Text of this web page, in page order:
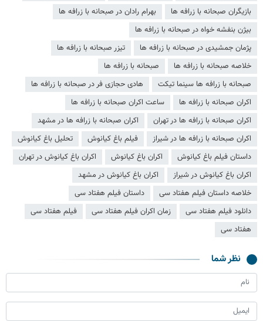
بازیگران صبحانه با زرافه ها
بهرام رادان در صبحانه با زرافه ها
بیژن بنفشه خواه در صبحانه با زرافه ها
پژمان جمشیدی در صبحانه با زرافه ها
تیزر صبحانه با زرافه ها
خلاصه صبحانه با زرافه ها
صبحانه با زرافه ها
صبحانه با زرافه ها سینما تیکت
هادی حجازی فر در صبحانه با زرافه ها
اکران صبحانه با زرافه‌ ها
ساعت اکران صبحانه با زرافه‌ ها
اکران صبحانه با زرافه‌ ها در تهران
اکران صبحانه با زرافه‌ ها در مشهد
اکران صبحانه با زرافه‌ ها در شیراز
فیلم باغ کیانوش
تحلیل باغ کیانوش
داستان فیلم باغ کیانوش
اکران باغ کیانوش
اکران باغ کیانوش در تهران
اکران باغ کیانوش در شیراز
اکران باغ کیانوش در مشهد
خلاصه داستان فیلم هفتاد سی
داستان فیلم هفتاد سی
دانلود فیلم هفتاد سی
زمان اکران فیلم هفتاد سی
فیلم هفتاد سی
هفتاد سی
نظر شما